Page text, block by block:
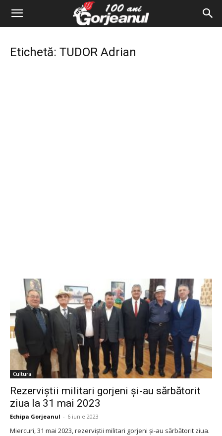
Etichetă: TUDOR Adrian
Cultura
Rezerviștii militari gorjeni și-au sărbătorit
ziua la 31 mai 2023
Echipa Gorjeanul - 6 iunie 2023
Miercuri, 31 mai 2023, rezerviștii militari gorjeni și-au sărbătorit ziua.